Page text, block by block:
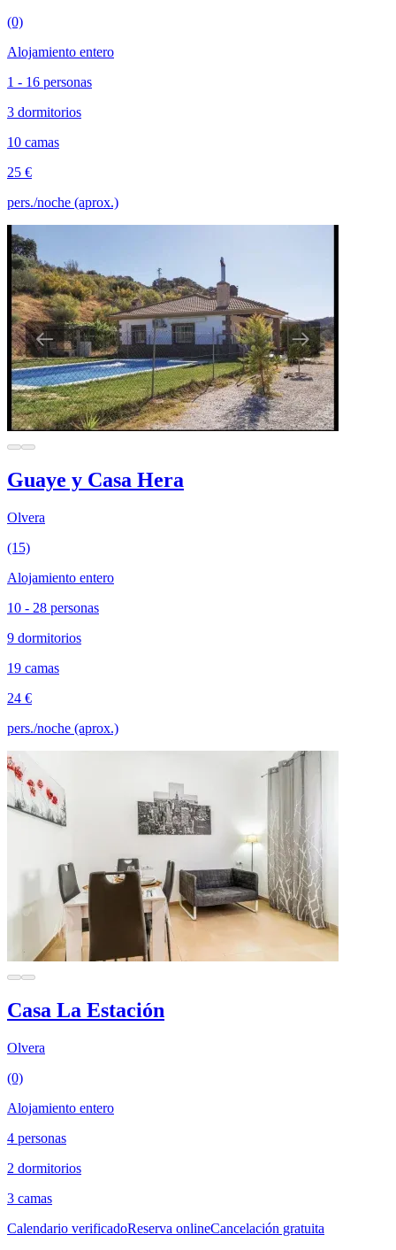
(0)
Alojamiento entero
1 - 16 personas
3 dormitorios
10 camas
25 €
pers./noche (aprox.)
Guaye y Casa Hera
Olvera
(15)
Alojamiento entero
10 - 28 personas
9 dormitorios
19 camas
24 €
pers./noche (aprox.)
Casa La Estación
Olvera
(0)
Alojamiento entero
4 personas
2 dormitorios
3 camas
Calendario verificadoReserva onlineCancelación gratuita